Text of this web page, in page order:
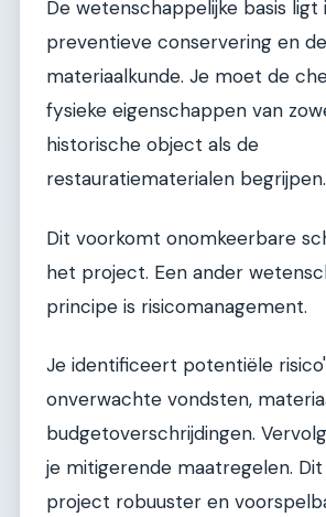
De wetenschappelijke basis ligt
preventieve conservering en de
materiaalkunde. Je moet de
fysieke eigenschappen van
historische object als de
restauratiematerialen begrijpen.
Dit voorkomt onomkeerbare
het project. Een ander
principe is risicomanagement.
Je identificeert potentiële
onverwachte vondsten,
budgetoverschrijdingen.
je mitigerende maatregelen.
project robuuster en